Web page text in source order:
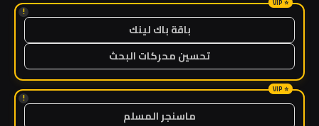
!
باقة باك لينك
تحسين محركات البحث
!
ماسنجر المسلم